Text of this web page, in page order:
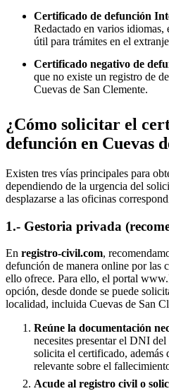
Certificado de defunción
Redactado en varios idiomas,
útil para trámites en el
Certificado negativo de
que no existe un registro de
Cuevas de San Clemente.
¿Cómo solicitar el
defunción en Cuevas
Existen tres vías principales para
dependiendo de la urgencia del
desplazarse a las oficinas
1.- Gestoria privada
En registro-civil.com,
defunción de manera online por las
ello ofrece. Para ello, el portal
opción, desde donde se puede
localidad, incluida Cuevas de San
Reúne la documentación
necesites presentar el DNI
solicita el certificado,
relevante sobre el
Acude al registro civil o